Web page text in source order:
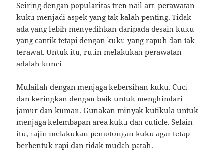
Seiring dengan popularitas tren nail art, perawatan
kuku menjadi aspek yang tak kalah penting. Tidak
ada yang lebih menyedihkan daripada desain kuku
yang cantik tetapi dengan kuku yang rapuh dan tak
terawat. Untuk itu, rutin melakukan perawatan
adalah kunci.
Mulailah dengan menjaga kebersihan kuku. Cuci
dan keringkan dengan baik untuk menghindari
jamur dan kuman. Gunakan minyak kutikula untuk
menjaga kelembapan area kuku dan cuticle. Selain
itu, rajin melakukan pemotongan kuku agar tetap
berbentuk rapi dan tidak mudah patah.